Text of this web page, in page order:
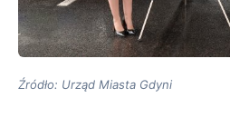
Źródło: Urząd Miasta Gdyni